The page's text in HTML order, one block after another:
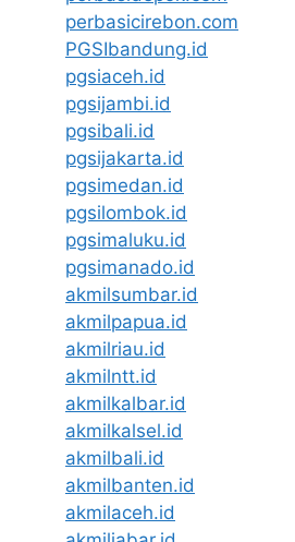
perbasicirebon.com
PGSIbandung.id
pgsiaceh.id
pgsijambi.id
pgsibali.id
pgsijakarta.id
pgsimedan.id
pgsilombok.id
pgsimaluku.id
pgsimanado.id
akmilsumbar.id
akmilpapua.id
akmilriau.id
akmilntt.id
akmilkalbar.id
akmilkalsel.id
akmilbali.id
akmilbanten.id
akmilaceh.id